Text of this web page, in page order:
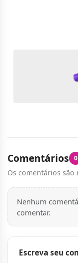
Comentários 0
Os comentários são
Nenhum
comentar.
Escreva seu